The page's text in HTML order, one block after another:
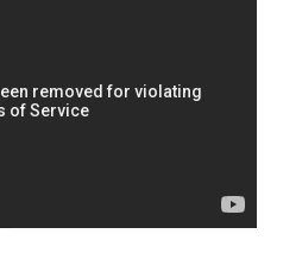
versuri care ne lasă cu gura